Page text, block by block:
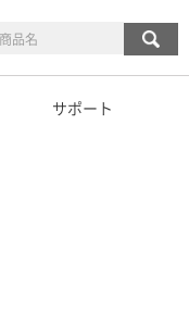
マイページ
カート
サポート